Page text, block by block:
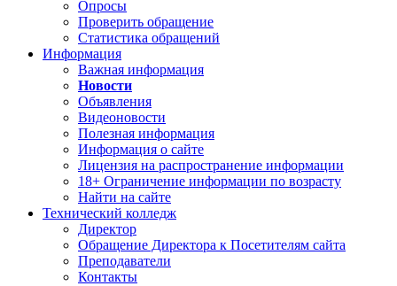
Опросы
Проверить обращение
Статистика обращений
Информация
Важная информация
Новости
Объявления
Видеоновости
Полезная информация
Информация о сайте
Лицензия на распространение информации
18+ Ограничение информации по возрасту
Найти на сайте
Технический колледж
Директор
Обращение Директора к Посетителям сайта
Преподаватели
Контакты